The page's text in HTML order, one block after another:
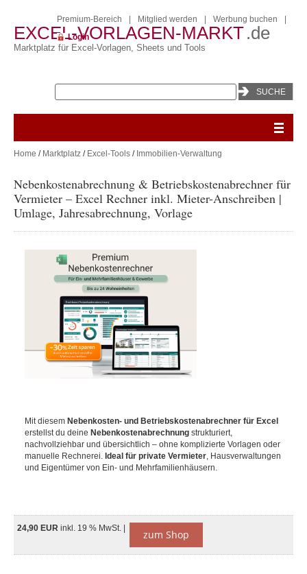
EXCEL-VORLAGEN-MARKT.de
Marktplatz für Excel-Vorlagen, Sheets und Tools
Premium-Bereich Mitglied werden Werbung buchen
Login
Home / Marktplatz / Excel-Tools / Immobilien-Verwaltung
Nebenkostenabrechnung & Betriebskostenabrechner für
Vermieter – Excel Rechner inkl. Mieter-Anschreiben |
Umlage, Jahresabrechnung, Vorlage
Mit diesem Nebenkosten- und Betriebskostenabrechner für Excel
erstellst du deine Nebenkostenabrechnung strukturiert,
nachvollziehbar und übersichtlich – ohne komplizierte Vorlagen oder
manuelle Rechnerei. Ideal für private Vermieter, Hausverwaltungen
und Eigentümer von Ein- und Mehrfamilienhäusern.
24,90 EUR inkl. 19 % MwSt. | zum Shop